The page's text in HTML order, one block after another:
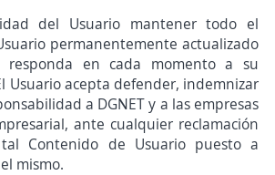
del Usuario mantener todo el
permanentemente actualizado
en cada momento a su
Usuario acepta defender, indemnizar
a DGNET y a las empresas
ante cualquier reclamación
Contenido de Usuario puesto a
mismo.